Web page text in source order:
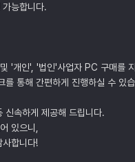
능합니다.
'개인', '법인'사업자 PC 구매를 지
를 통해 간편하게 진행하실 수 있
신속하게 제공해 드립니다.
있으니,
합니다!